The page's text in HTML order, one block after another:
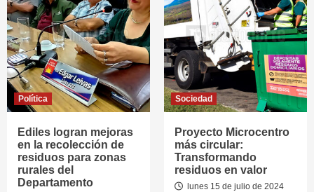
Política
Ediles logran mejoras
en la recolección de
residuos para zonas
rurales del
Departamento
Sociedad
Proyecto Microcentro
más circular:
Transformando
residuos en valor
lunes 15 de julio de 2024